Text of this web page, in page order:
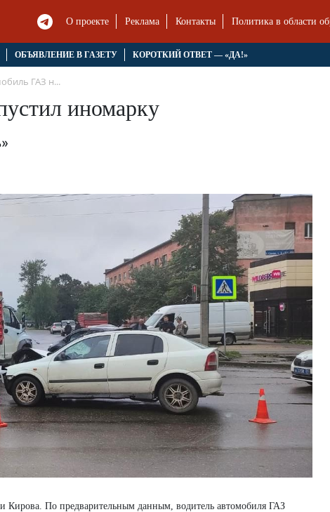
О проекте Реклама Контакты Политика в области
ОБЪЯВЛЕНИЕ В ГАЗЕТУ КОРОТКИЙ ОТВЕТ — «ДА!»
ГАЗ н...
иномарку
Кирова. По предварительным данным, водитель автомобиля ГАЗ